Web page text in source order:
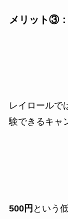
メリット③
レイロールで
験できるキャ
500円 という